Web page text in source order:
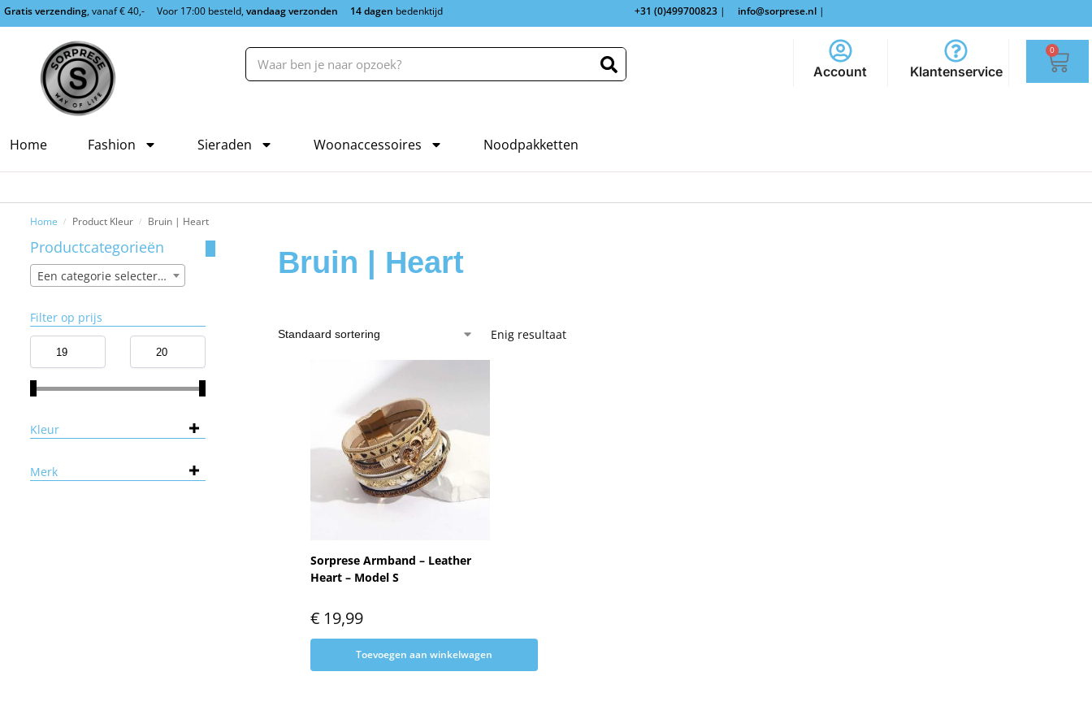
Gratis verzending, vanaf € 40,- Voor 17:00 besteld,vandaag verzonden 14 dagen bedenktijd +31 (0)499700823 | info@sorprese.nl |
Account Klantenservice
0
Home Fashion Sieraden Woonaccessoires Noodpakketten
Home / Product Kleur / Bruin | Heart
Bruin | Heart
Enig resultaat
Sorprese Armband – Leather
Heart – Model S
€19,99
Toevoegen aan winkelwagen
Productcategorieën
Een categorie selecteren
Filter op prijs
Kleur
Merk